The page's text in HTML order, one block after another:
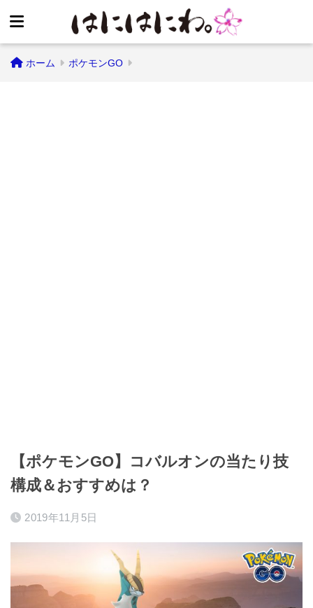
ホーム ポケモンGO
【ポケモンGO】コバルオンの当たり技
構成＆おすすめは？
2019年11月5日